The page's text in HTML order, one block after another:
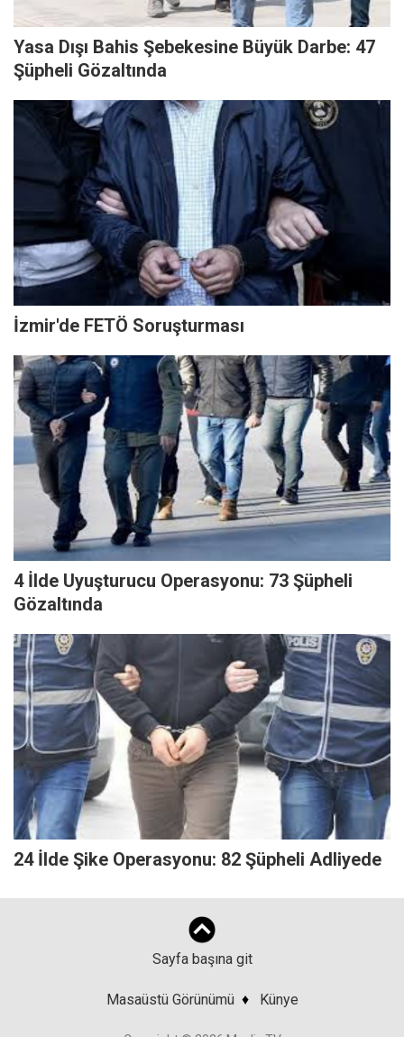
Yasa Dışı Bahis Şebekesine Büyük Darbe: 47
Şüpheli Gözaltında
İzmir'de FETÖ Soruşturması
4 İlde Uyuşturucu Operasyonu: 73 Şüpheli
Gözaltında
24 İlde Şike Operasyonu: 82 Şüpheli Adliyede
Sayfa başına git
Masaüstü Görünümü ♦ Künye